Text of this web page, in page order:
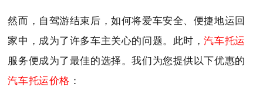
然而，自驾游结束后，如何将爱车安全、便捷地运回
家中，成为了许多车主关心的问题。此时，汽车托运
服务便成为了最佳的选择。我们为您提供以下优惠的
汽车托运价格 ：